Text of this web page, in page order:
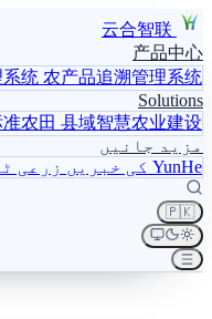
云合智联
产品中心
统 农产品追溯管理系统
Solutions
农田 县域智慧农业建设
مزید جانیں
YunHe کی خبریں
زرعی
🇵🇰